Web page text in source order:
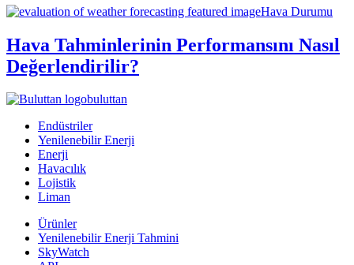
Hava Durumu
Hava Tahminlerinin Performansını Nasıl
Değerlendirilir?
buluttan
Endüstriler
Yenilenebilir Enerji
Enerji
Havacılık
Lojistik
Liman
Ürünler
Yenilenebilir Enerji Tahmini
SkyWatch